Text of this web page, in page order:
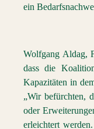
ein
Wolfgang Aldag,
dass die
Kapazitäten in
„Wir befürchten,
oder
erleichtert